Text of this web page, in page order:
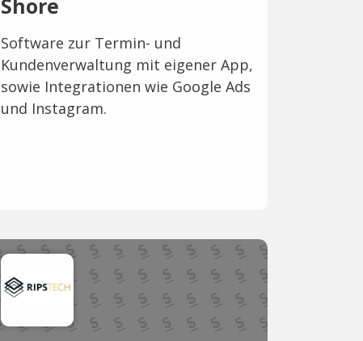
Shore
Software zur Termin- und
Kundenverwaltung mit eigener App,
sowie Integrationen wie Google Ads
und Instagram.